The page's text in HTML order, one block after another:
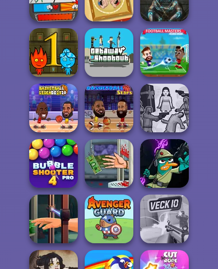
Crysta...
Te...
Light...
Stickman
Fighter: Epic
Battle
Sumo Party Striker Dummies
Fireboy and
Watergirl
Getaway
Shootout
Football Masters
Basketball
Legends 2020
Basketball Stars
Squid Battle
Simulator
Bubble Shooter
Pro 4
Handless
Millionaire
Agent P Rebel
Spy